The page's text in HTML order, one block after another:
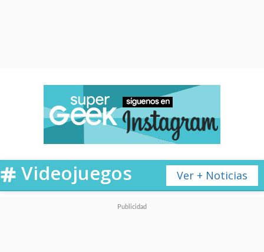
Ver + Noticias
Videojuegos